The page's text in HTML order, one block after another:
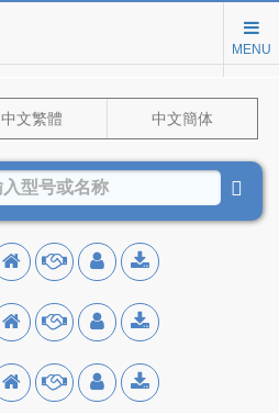
MENU
中文繁體 中文簡体